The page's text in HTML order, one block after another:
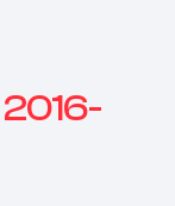
2016-